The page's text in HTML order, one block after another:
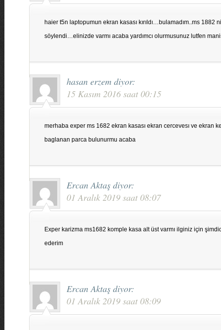
haier t5n laptopumun ekran kasası kırıldı…bulamadım..ms 1882
söylendi…elinizde varmı acaba yardımcı olurmusunuz lutfen
hasan erzem diyor:
15 Kasım 2016 saat 00:15
merhaba exper ms 1682 ekran kasası ekran cercevesı ve ekran
baglanan parca bulunurmu acaba
Ercan Aktaş diyor:
01 Aralık 2019 saat 08:07
Exper karizma ms1682 komple kasa alt üst varmı ilginiz için
ederim
Ercan Aktaş diyor:
01 Aralık 2019 saat 08:09